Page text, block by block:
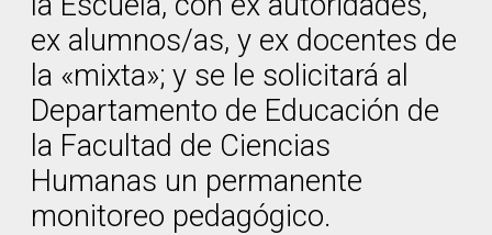
ex alumnos/as, y ex docentes de
la «mixta»; y se le solicitará al
Departamento de Educación de
la Facultad de Ciencias
Humanas un permanente
monitoreo pedagógico.